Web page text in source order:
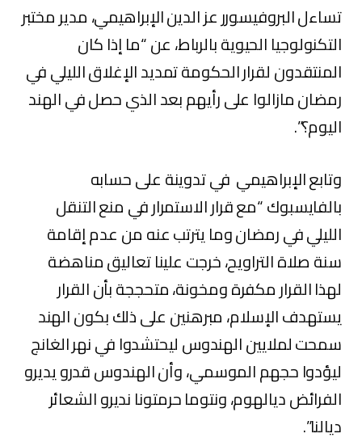
تساءل البروفيسورر عز الدين الإبراهيمي، مدير مختبر
التكنولوجيا الحيوية بالرباط، عن “ما إذا كان
المنتقدون لقرار الحكومة تمديد الإغلاق الليلي في
رمضان مازالوا على رأيهم بعد الذي حصل في الهند
اليوم؟”.
وتابع الإبراهيمي في تدوينة على حسابه
بالفايسبوك “مع قرار الاستمرار في منع التنقل
الليلي في رمضان وما يترتب عنه من عدم إقامة
سنة صلاة التراويح، خرجت علينا تعاليق مناهضة
لهذا القرار مكفرة ومخونة، متحججة بأن القرار
يستهدف الإسلام، مبرهنين على ذلك بكون الهند
سمحت لملايين الهندوس ليحتشدوا في نهر الغانج
ليؤدوا حجهم الموسمي، وأن الهندوس قدرو يديرو
الفرائض ديالهوم، ونتوما حرمتونا نديرو الشعائر
ديالنا”.